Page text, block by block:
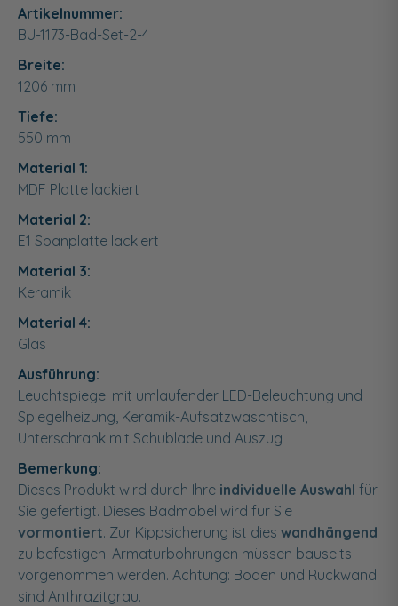
Artikelnummer:
BU-1173-Bad-Set-2-4
Breite:
1206 mm
Tiefe:
550 mm
Material 1:
MDF Platte lackiert
Material 2:
E1 Spanplatte lackiert
Material 3:
Keramik
Material 4:
Glas
Ausführung:
Leuchtspiegel mit umlaufender LED-Beleuchtung und
Spiegelheizung, Keramik-Aufsatzwaschtisch,
Unterschrank mit Schublade und Auszug
Bemerkung:
Dieses Produkt wird durch Ihre individuelle Auswahl für
Sie gefertigt. Dieses Badmöbel wird für Sie
vormontiert. Zur Kippsicherung ist dies wandhängend
zu befestigen. Armaturbohrungen müssen bauseits
vorgenommen werden. Achtung: Boden und Rückwand
sind Anthrazitgrau.